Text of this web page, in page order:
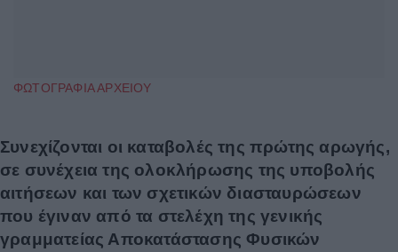
ΦΩΤΟΓΡΑΦΙΑ ΑΡΧΕΙΟΥ
Συνεχίζονται οι καταβολές της πρώτης αρωγής,
σε συνέχεια της ολοκλήρωσης της υποβολής
αιτήσεων και των σχετικών διασταυρώσεων
που έγιναν από τα στελέχη της γενικής
γραμματείας Αποκατάστασης Φυσικών